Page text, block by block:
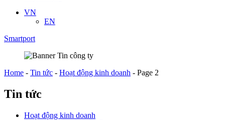
VN
EN
Smartport
Home - Tin tức - Hoạt động kinh doanh - Page 2
Tin tức
Hoạt động kinh doanh